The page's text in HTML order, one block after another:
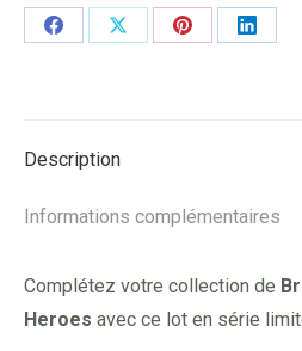
Share
Share
Share
Share
Description
Informations complémentaires
Complétez votre collection de
Heroes avec ce lot en série